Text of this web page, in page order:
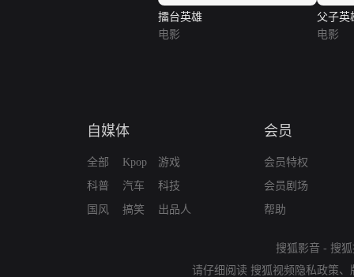
擂台英雄
电影
父子英
电影
自媒体
全部
科普
国风
Kpop
汽车
搞笑
游戏
科技
出品人
会员
会员特权
会员剧场
帮助
搜狐影音 - 搜
请仔细阅读 搜狐视频隐私政策、